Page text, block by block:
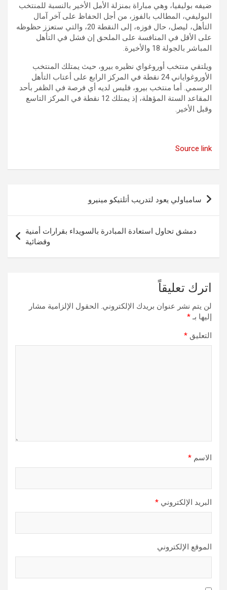
ضيفه بوليفيا، وهي مباراة بمنزلة الأمل الأخير بالنسبة للمنتخب
البوليفي، المطالب بالفوز، من أجل الحفاظ على آخر آمال
التأهل، ليصل، حال فوزه، إلى النقطة 20، والتي ستعزز حظوظه
على الأقل في المنافسة على الملحق إن فشل في التأهل
المباشر بالجولة 18 والأخيرة.
ويلتقي منتخب أوروغواي نظيره بيرو، حيث يمتلك المنتخب
الأوروغواياني 24 نقطة في المركز الرابع على أعتاب التأهل
الرسمي. أما منتخب بيرو، فليس لديه أي فرصة في الظفر بأحد
المقاعد الستة المؤهلة، إذ يمتلك 12 نقطة في المركز التاسع
وقبل الأخير.
Source link
تصفّح
المقالات
سامباولي يعود لتدريب أتلتيكو مينيرو
دمشق تحاول استعادة المبادرة بالسويداء بقرارات أمنية
وقضائية
اترك تعليقاً
لن يتم نشر عنوان بريدك الإلكتروني. الحقول الإلزامية مشار
إليها بـ*
التعليق *
الاسم *
البريد الإلكتروني *
الموقع الإلكتروني